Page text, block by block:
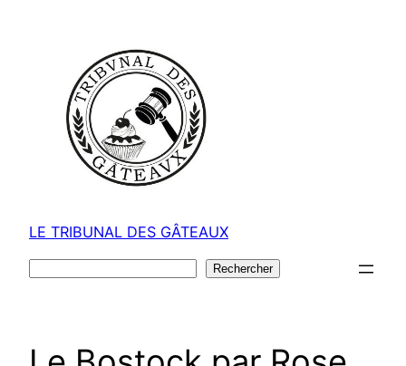
LE TRIBUNAL DES GÂTEAUX
Rechercher